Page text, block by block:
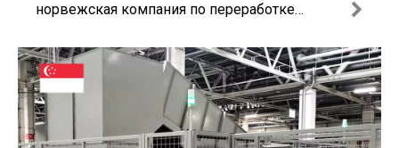
норвежская компания по переработке
пресс для скрепления бумаги с
автоматическим скреплением HBA120-
110125 компании ENERPAT, чтобы
произвести революцию в процессах
переработки картонных отходов.